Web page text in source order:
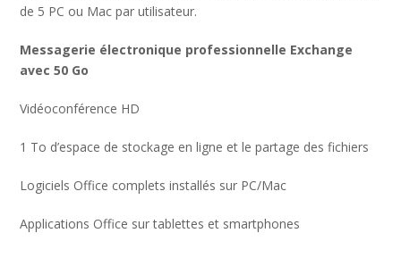
de 5 PC ou Mac par utilisateur.
Messagerie électronique professionnelle Exchange
avec 50 Go
Vidéoconférence HD
1 To d’espace de stockage en ligne et le partage des fichiers
Logiciels Office complets installés sur PC/Mac
Applications Office sur tablettes et smartphones